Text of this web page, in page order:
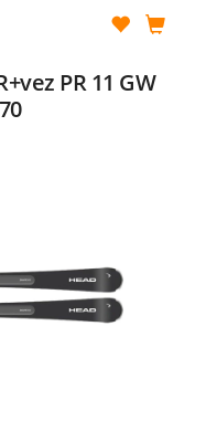
PR 11 GW